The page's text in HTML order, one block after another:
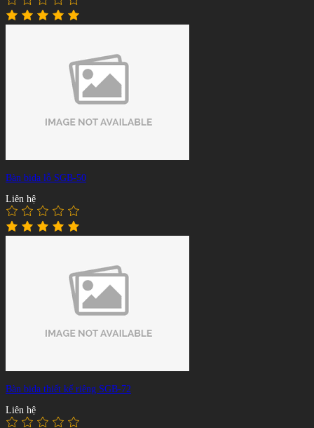
Bàn bida lỗ SGB-50
Liên hệ
Bàn bida thiết kế riêng SGB-72
Liên hệ